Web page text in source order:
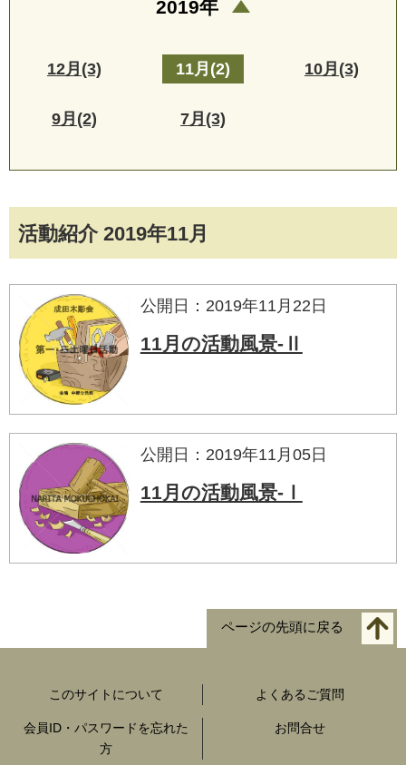
活動紹介 2019年11月
公開日：2019年11月22日
11月の活動風景-Ⅱ
公開日：2019年11月05日
11月の活動風景-Ⅰ
2019年
12月(3) 11月(2) 10月(3)
9月(2) 7月(3)
ページの先頭に戻る
このサイトについて よくあるご質問
会員ID・パスワードを忘れた
方
お問合せ